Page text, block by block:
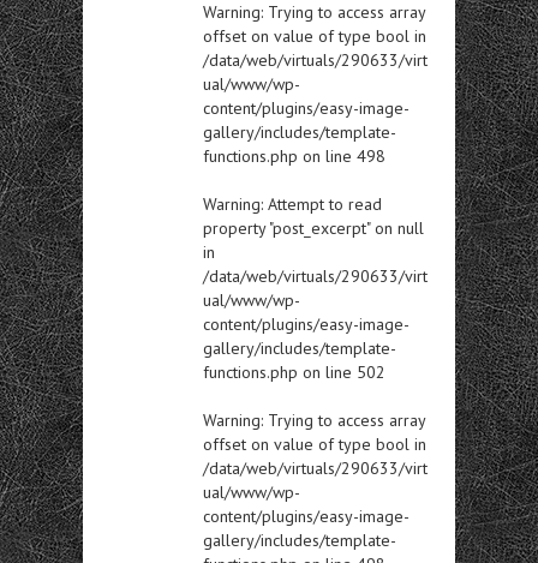
Warning: Trying to access array
offset on value of type bool in
/data/web/virtuals/290633/virt
ual/www/wp-
content/plugins/easy-image-
gallery/includes/template-
functions.php on line 498
Warning: Attempt to read
property "post_excerpt" on null
in
/data/web/virtuals/290633/virt
ual/www/wp-
content/plugins/easy-image-
gallery/includes/template-
functions.php on line 502
Warning: Trying to access array
offset on value of type bool in
/data/web/virtuals/290633/virt
ual/www/wp-
content/plugins/easy-image-
gallery/includes/template-